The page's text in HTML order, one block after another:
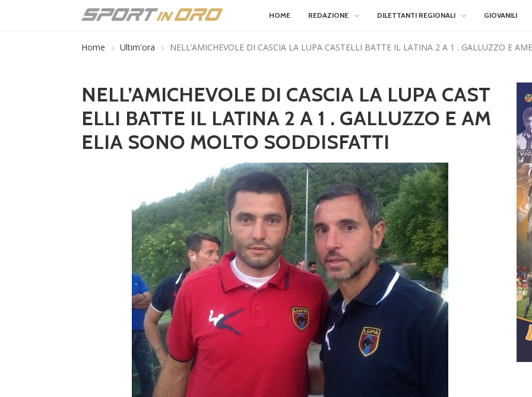
HOME REDAZIONE DILETTANTI REGIONALI GIOVANILI
Home Ultim'ora NELL’AMICHEVOLE DI CASCIA LA LUPA CASTELLI BATTE IL LATINA 2 A 1 . GALLUZZO E
NELL’AMICHEVOLE DI CASCIA LA LUPA CAST
ELLI BATTE IL LATINA 2 A 1 . GALLUZZO E AM
ELIA SONO MOLTO SODDISFATTI